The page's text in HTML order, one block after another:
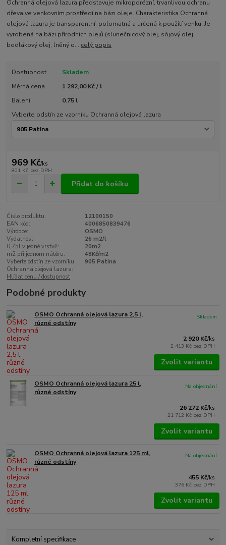
Ochranná olejová lazura představuje mikroporézní, trvanlivou ochranu
dřeva ve venkovním prostředí na bázi oleje. Charakteristika Ochranná
olejová lazura je transparentní, polomatná a určená k použití venku. Je
vyrobená na bázi přírodních olejů (slunečnicový olej, sójový olej,
bodlákový olej, lněný o... celý popis
Dostupnost
Skladem
Měrná cena
1 292,00 Kč / l
Balení
0.75 l
Vyberte odstín ze vzorníku Ochranná olejová lazura
969 Kč/ks
801 Kč bez DPH
Přidat do košíku
Číslo produktu:
12100150
EAN kód:
4006850839476
Výrobce:
OSMO
Vydatnost:
26 m2/l
0,75l v jedné vrstvě:
20m2
m2 při jednom nátěru:
48Kč/m2
Vyberte odstín ze vzorníku
Ochranná olejová lazura:
905 Patina
Hlídat cenu / dostupnost
Podobné produkty
OSMO Ochranná olejová lazura 2,5 l,
různé odstíny
2 920 Kč/ks
2 413 Kč bez DPH
Skladem
Zvolit variantu
OSMO Ochranná olejová lazura 25 l,
různé odstíny
26 272 Kč/ks
21 712 Kč bez DPH
Na objednání
Zvolit variantu
OSMO Ochranná olejová lazura 125 ml,
různé odstíny
455 Kč/ks
376 Kč bez DPH
Na objednání
Zvolit variantu
Kompletní specifikace